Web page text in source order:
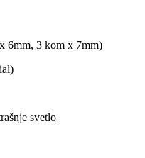
6mm, 3 kom x 7mm)
svetlo